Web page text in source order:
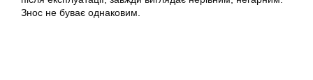
Знос не буває однаковим.